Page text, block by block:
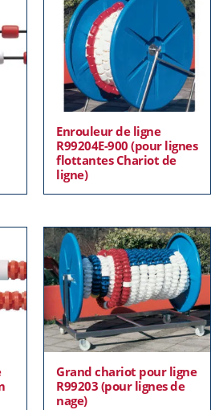
Enrouleur de ligne
R99204E-900 (pour lignes
flottantes Chariot de
ligne)
Grand chariot pour ligne
R99203 (pour lignes de
nage)